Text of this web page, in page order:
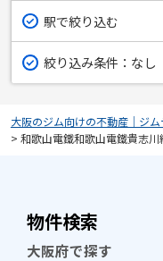
駅で絞り込む
絞り込み条件： なし
大阪のジム向けの不動産｜ジ
> 和歌山電鐵和歌山電鐵貴志
物件検索
大阪府で探す